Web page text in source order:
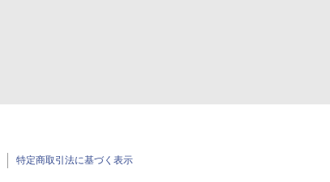
特定商取引法に基づく表示